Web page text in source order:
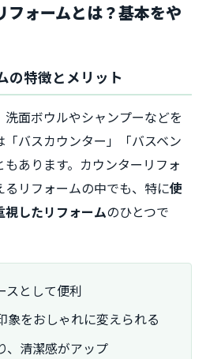
フォームとは？基本をや
の特徴とメリット
面ボウルやシャンプーなどを
バスカウンター」「バスベン
あります。カウンターリフォ
リフォームの中でも、特に使
したリフォームのひとつで
スとして便利
象をおしゃれに変えられる
、清潔感がアップ